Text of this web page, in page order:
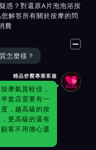
惑？對還原A片泡泡浴按
解答所有關於按摩的問
費
怎麼樣？
精品舒壓專業客服
摩氣質較佳，
套店需要有一
，越高級的按
更高級的還有
客不用擔心選